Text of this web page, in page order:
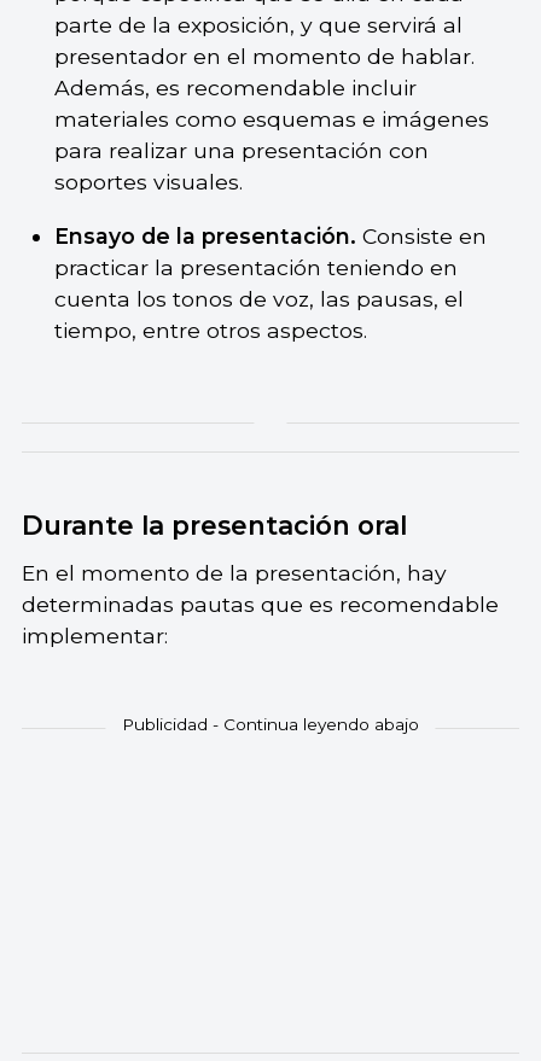
parte de la exposición, y que servirá al
presentador en el momento de hablar.
Además, es recomendable incluir
materiales como esquemas e imágenes
para realizar una presentación con
soportes visuales.
Ensayo de la presentación. Consiste en
practicar la presentación teniendo en
cuenta los tonos de voz, las pausas, el
tiempo, entre otros aspectos.
Durante la presentación oral
En el momento de la presentación, hay
determinadas pautas que es recomendable
implementar: